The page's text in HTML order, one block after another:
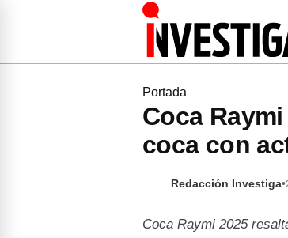
Portada
Coca
coca con
Redacción Investiga•
Coca Raymi 2025